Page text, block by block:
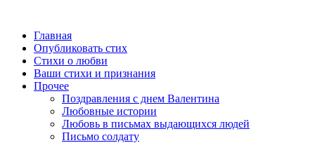
Главная
Опубликовать стих
Стихи о любви
Ваши стихи и признания
Прочее
Поздравления с днем Валентина
Любовные истории
Любовь в письмах выдающихся людей
Письмо солдату